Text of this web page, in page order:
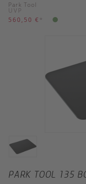
Park Tool
UVP
560,50 € *
PARK TOOL 135